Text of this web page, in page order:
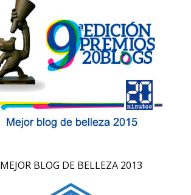
MEJOR BLOG DE BELLEZA 2013